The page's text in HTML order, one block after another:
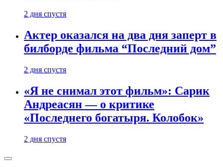
2 дня спустя
Актер оказался на два дня заперт в
билборде фильма “Последний дом”
2 дня спустя
«Я не снимал этот фильм»: Сарик
Андреасян — о критике
«Последнего богатыря. Колобок»
2 дня спустя